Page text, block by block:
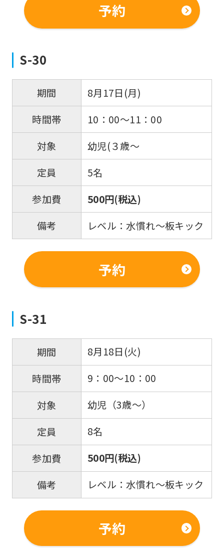
予約
S-30
期間
8月17日(月)
時間帯
10：00～11：00
対象
幼児(３歳～
定員
5名
参加費
500円(税込)
備考
レベル：水慣れ～板キック
予約
S-31
期間
8月18日(火)
時間帯
9：00～10：00
対象
幼児（3歳～）
定員
8名
参加費
500円(税込)
備考
レベル：水慣れ～板キック
予約